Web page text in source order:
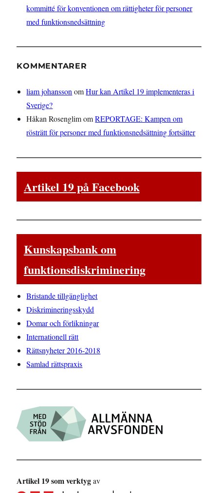
kommitté för konventionen om rättigheter för personer
med funktionsnedsättning
KOMMENTARER
liam johanssonomHur kan Artikel 19 implementeras i
Sverige?
Håkan RosenglimomREPORTAGE: Kampen om
rösträtt för personer med funktionsnedsättning fortsätter
Artikel 19 på Facebook
Kunskapsbank om
funktionsdiskriminering
Bristande tillgänglighet
Diskrimineringsskydd
Domar och förlikningar
Internationell rätt
Rättsnyheter 2016-2018
Samlad rättspraxis
Artikel 19 som verktygav